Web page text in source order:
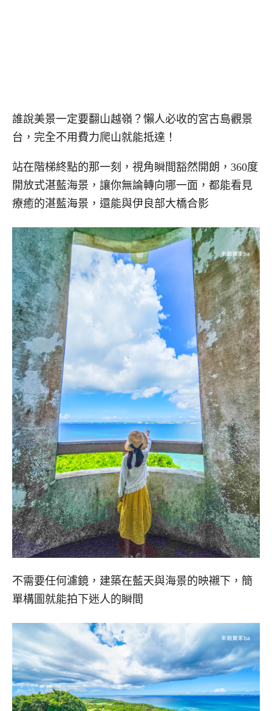
誰說美景一定要翻山越嶺？懶人必收的宮古島觀景
台，完全不用費力爬山就能抵達！
站在階梯終點的那一刻，視角瞬間豁然開朗，360度
開放式湛藍海景，讓你無論轉向哪一面，都能看見
療癒的湛藍海景，還能與伊良部大橋合影
不需要任何濾鏡，建築在藍天與海景的映襯下，簡
單構圖就能拍下迷人的瞬間